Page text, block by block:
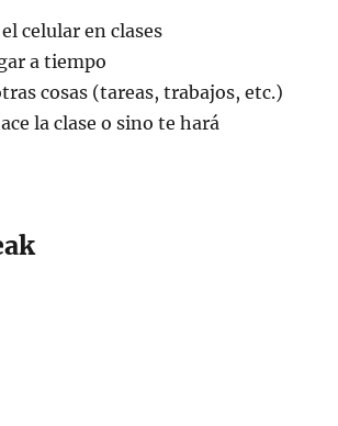
celular en clases
a tiempo
cosas (tareas, trabajos, etc.)
la clase o sino te hará